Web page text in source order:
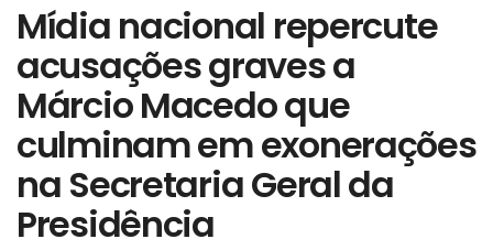
Mídia nacional repercute
acusações graves a
Márcio Macedo que
culminam em exonerações
na Secretaria Geral da
Presidência